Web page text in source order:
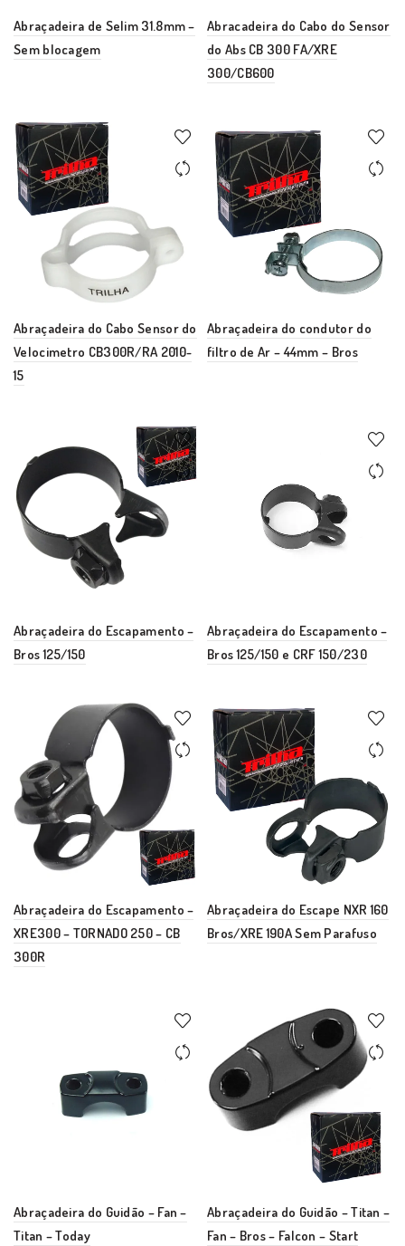
Abraçadeira de Selim 31.8mm –
Sem blocagem
Abracadeira do Cabo do Sensor
do Abs CB 300 FA/XRE
300/CB600
Abraçadeira do Cabo Sensor do
Velocimetro CB300R/RA 2010-
15
Abraçadeira do condutor do
filtro de Ar – 44mm – Bros
Abraçadeira do Escapamento –
Bros 125/150
Abraçadeira do Escapamento –
Bros 125/150 e CRF 150/230
Abraçadeira do Escapamento –
XRE300 – TORNADO 250 – CB
300R
Abraçadeira do Escape NXR 160
Bros/XRE 190A Sem Parafuso
Abraçadeira do Guidão – Fan –
Titan – Today
Abraçadeira do Guidão – Titan –
Fan – Bros – Falcon – Start